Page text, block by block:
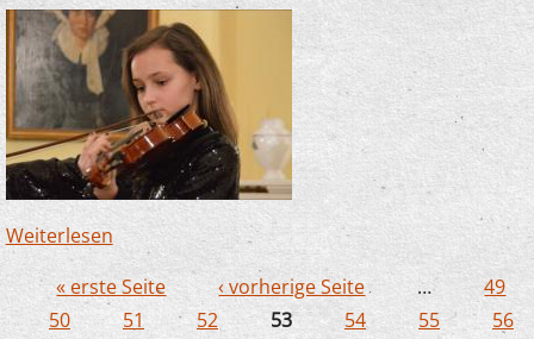
Weiterlesen über Festliches Kammerkonzert zum Beitritt
Finnentrops
Seiten
« erste Seite ‹ vorherige Seite …
49
50
51 52 53 54 55
56